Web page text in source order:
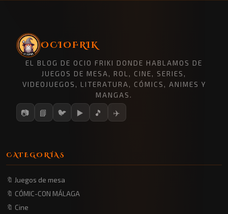
OCIOFRIK
EL BLOG DE OCIO FRIKI DONDE HABLAMOS DE
JUEGOS DE MESA, ROL, CINE, SERIES,
VIDEOJUEGOS, LITERATURA, CÓMICS, ANIMES Y
MANGAS.
📷 📘 🐦 ▶️ 🎵 ✈️
CATEGORÍAS
🔖 Juegos de mesa
🔖 CÓMIC-CON MÁLAGA
🔖 Cine